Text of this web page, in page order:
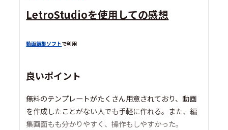
LetroStudioを使用しての感想
動画編集ソフトで利用
良いポイント
無料のテンプレートがたくさん用意されており、動画
を作成したことがない人でも手軽に作れる。また、編
集画面もも分かりやすく、操作もしやすかった。